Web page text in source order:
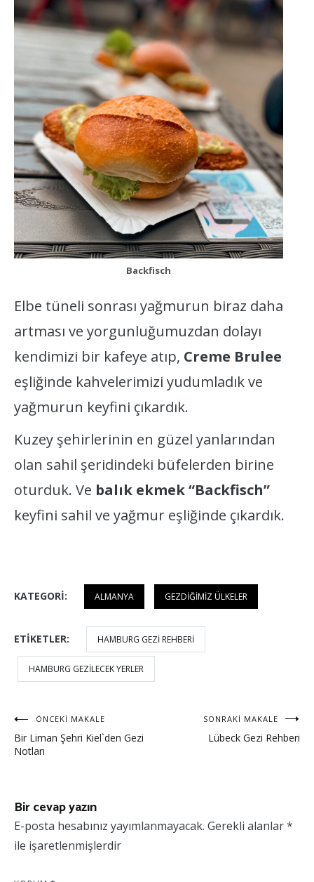
Backfisch
Elbe tüneli sonrası yağmurun biraz daha
artması ve yorgunluğumuzdan dolayı
kendimizi bir kafeye atıp, Creme Brulee
eşliğinde kahvelerimizi yudumladık ve
yağmurun keyfini çıkardık.
Kuzey şehirlerinin en güzel yanlarından
olan sahil şeridindeki büfelerden birine
oturduk. Ve balık ekmek “Backfisch”
keyfini sahil ve yağmur eşliğinde çıkardık.
KATEGORI: ALMANYA GEZDIĞIMIZ ÜLKELER
ETIKETLER: HAMBURG GEZI REHBERI
HAMBURG GEZILECEK YERLER
Yazı
dolaşımı
ÖNCEKI MAKALE
Bir Liman Şehri Kiel`den Gezi
Notları
SONRAKI MAKALE
Lübeck Gezi Rehberi
Bir cevap yazın
E-posta hesabınız yayımlanmayacak. Gerekli alanlar*
ile işaretlenmişlerdir